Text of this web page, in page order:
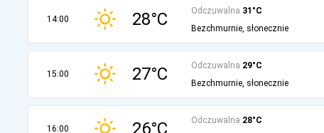
14:00 28°C Odczuwalna 31°C
Bezchmurnie, słonecznie
15:00 27°C Odczuwalna 29°C
Bezchmurnie, słonecznie
16:00 26°C Odczuwalna 28°C